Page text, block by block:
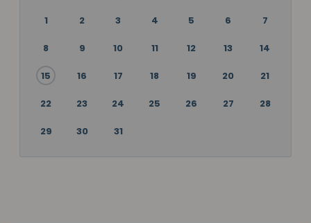
1 2 3 4 5 6 7
8 9 10 11 12 13 14
15 16 17 18 19 20 21
22 23 24 25 26 27 28
29 30 31